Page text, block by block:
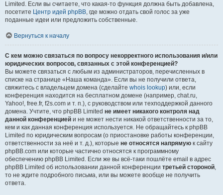
Limited. Если вы считаете, что какая-то функция должна быть добавлена,
посетите Центр идей phpBB, где можно отдать свой голос за уже
поданные идеи или предложить собственные.
Вернуться к началу
С кем можно связаться по вопросу некорректного использования и/или
юридических вопросов, связанных с этой конференцией?
Вы можете связаться с любым из администраторов, перечисленных в
списке на странице «Наша команда». Если вы не получили ответа,
свяжитесь с владельцем домена (сделайте whois lookup) или, если
конференция находится на бесплатном домене (например, chat.ru,
Yahoo!, free.fr, f2s.com и т. п.), с руководством или техподдержкой данного
домена. Учтите, что phpBB Limited не имеет никакого контроля над
данной конференцией и не может нести никакой ответственности за то,
кем и как данная конференция используется. Не обращайтесь к phpBB
Limited по юридическим вопросам (о приостановке работы конференции,
ответственности за неё и т. д.), которые не относятся напрямую к сайту
phpBB.com или которые частично относятся к программному
обеспечению phpBB Limited. Если же вы всё-таки пошлёте email в адрес
phpBB Limited об использовании данной конференции третьей стороной,
то не ждите подробного письма, или вы можете вообще не получить
ответа.